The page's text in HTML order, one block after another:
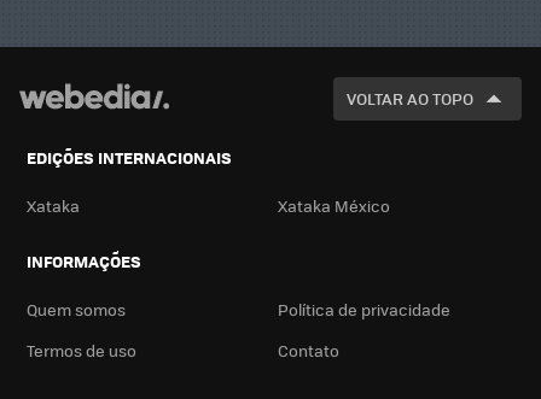
VOLTAR AO TOPO
EDIÇÕES INTERNACIONAIS
Xataka Xataka México
INFORMAÇÕES
Quem somos
Política de privacidade
Termos de uso
Contato